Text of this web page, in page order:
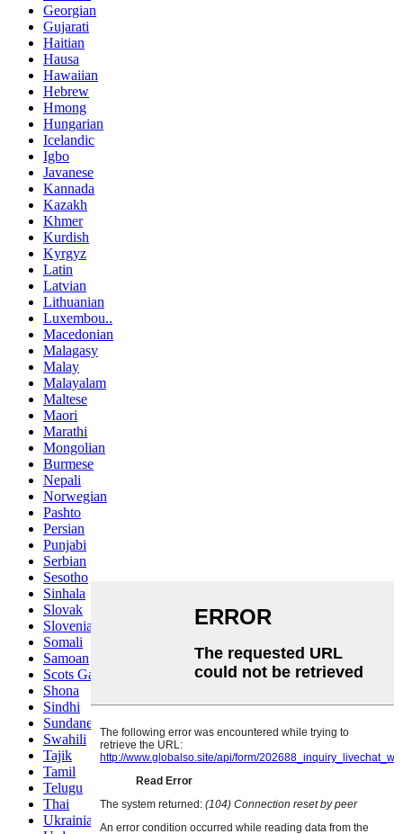
Georgian
Gujarati
Haitian
Hausa
Hawaiian
Hebrew
Hmong
Hungarian
Icelandic
Igbo
Javanese
Kannada
Kazakh
Khmer
Kurdish
Kyrgyz
Latin
Latvian
Lithuanian
Luxembou..
Macedonian
Malagasy
Malay
Malayalam
Maltese
Maori
Marathi
Mongolian
Burmese
Nepali
Norwegian
Pashto
Persian
Punjabi
Serbian
Sesotho
Sinhala
Slovak
Slovenian
Somali
Samoan
Scots Gaelic
Shona
Sindhi
Sundanese
Swahili
Tajik
Tamil
Telugu
Thai
Ukrainian